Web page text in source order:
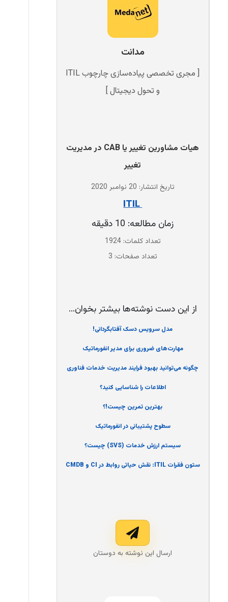
مدانت
[ مجری تخصصی پیاده‌سازی چارچوب ITIL
و تحول دیجیتال ]
هیات مشاورین تغییر یا CAB در مدیریت
تغییر
تاریخ انتشار: 20 نوامبر 2020
‌ ITIL
زمان مطالعه: 10 دقیقه
تعداد کلمات: 1924
تعداد صفحات: 3
از این دست نوشته‌ها بیشتر بخوان...
مدل سرویس دسک آفتابگردانی!
مهارت‌های ضروری برای مدیر انفورماتیک
چگونه می‌توانید بهبود فرایند مدیریت خدمات فناوری
اطلاعات را شناسایی کنید؟
بهترین تمرین چیست!؟
سطوح پشتیبانی در انفورماتیک
سیستم ارزش خدمات (SVS) چیست؟
ستون فقرات ITIL: نقش حیاتی روابط در CI و CMDB
ارسال این نوشته به دوستان‌